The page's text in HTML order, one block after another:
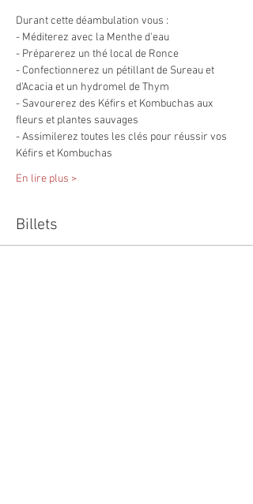
Durant cette déambulation vous :
- Méditerez avec la Menthe d'eau
- Préparerez un thé local de Ronce
- Confectionnerez un pétillant de Sureau et
d'Acacia et un hydromel de Thym
- Savourerez des Kéfirs et Kombuchas aux
fleurs et plantes sauvages
- Assimilerez toutes les clés pour réussir vos
Kéfirs et Kombuchas
En lire plus >
Billets